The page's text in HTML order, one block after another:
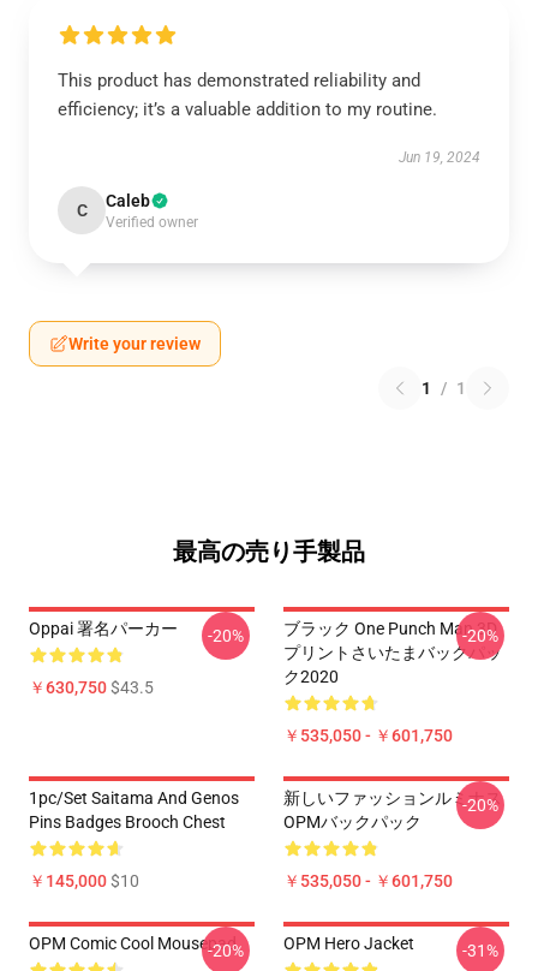
This product has demonstrated reliability and
efficiency; it’s a valuable addition to my routine.
Jun 19, 2024
C Caleb
Verified owner
Write your review
1 / 1
最高の売り手製品
Oppai 署名パーカー
￥630,750$43.5
-20%
ブラック One Punch Man 3D
プリントさいたまバックパッ
ク2020
￥535,050 - ￥601,750
-20%
1pc/set Saitama And Genos
Pins Badges Brooch Chest
￥145,000$10
新しいファッションルミナス
OPMバックパック
￥535,050 - ￥601,750
-20%
OPM Comic Cool Mousepad
-20% OPM Hero Jacket -31%